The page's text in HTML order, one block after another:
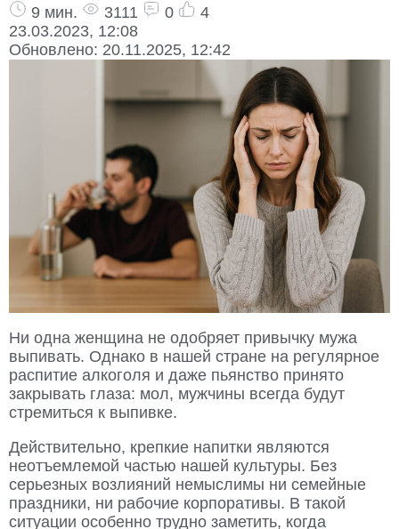
9 мин.
3111 0
4
23.03.2023, 12:08
Обновлено: 20.11.2025, 12:42
Ни одна женщина не одобряет привычку мужа
выпивать. Однако в нашей стране на регулярное
распитие алкоголя и даже пьянство принято
закрывать глаза: мол, мужчины всегда будут
стремиться к выпивке.
Действительно, крепкие напитки являются
неотъемлемой частью нашей культуры. Без
серьезных возлияний немыслимы ни семейные
праздники, ни рабочие корпоративы. В такой
ситуации особенно трудно заметить, когда